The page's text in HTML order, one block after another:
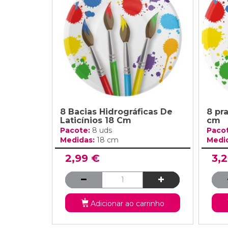
Ver MaisDecoração
Ver Mais
Ver Mais
Grinaldas
Ver Mais
8 Bacias Hidrográficas De
Laticínios 18 Cm
Pacote: 8 uds
Medidas: 18 cm
2,99 €
Adicionar ao carrinho
8
cm